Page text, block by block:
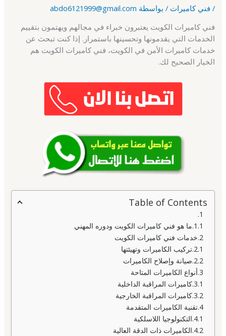
/ فني كاميرات / بواسطة abdo6121999@gmail.com
فني كاميرات الكويت يعتبرون خبراء في مجالهم ويهتمون بتقييم
الخدمات التي يقدمونها وتحسينها باستمرار. إذا كنت تبحث عن
خدمات كاميرات الأمن في الكويت، فني كاميرات الكويت هم
الخيار الصحيح لك.
Table of Contents
ما هو فني كاميرات الكويت ودوره المهني
خدمات فني كاميرات الكويت
تركيب الكاميرات وتهيئتها
صيانة وإصلاح الكاميرات
أنواع الكاميرات المتاحة
كاميرات المراقبة الداخلية
كاميرات المراقبة الخارجية
تقنية الكاميرات المتقدمة
التكنولوجيا اللاسلكية
الكاميرات ذات الدقة العالية